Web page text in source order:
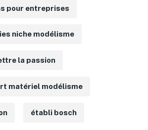
pour entreprises
niche modélisme
la passion
matériel modélisme
établi bosch